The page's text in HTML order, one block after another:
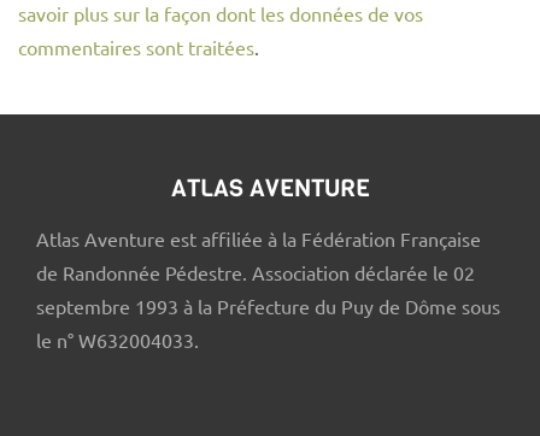
savoir plus sur la façon dont les données de vos
commentaires sont traitées.
ATLAS AVENTURE
Atlas Aventure est affiliée à la Fédération Française
de Randonnée Pédestre. Association déclarée le 02
septembre 1993 à la Préfecture du Puy de Dôme sous
le n° W632004033.